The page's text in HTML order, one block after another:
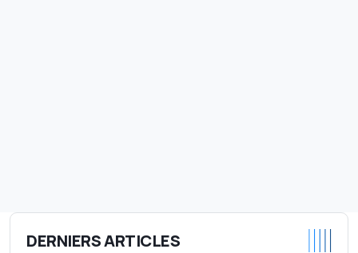
DERNIERS ARTICLES